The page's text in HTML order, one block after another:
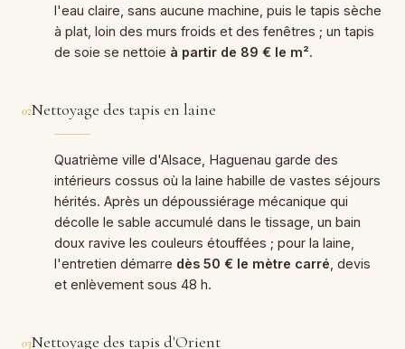
l'eau claire, sans aucune machine, puis le tapis sèche
à plat, loin des murs froids et des fenêtres ; un tapis
de soie se nettoie à partir de 89 € le m².
02Nettoyage des tapis en laine
Quatrième ville d'Alsace, Haguenau garde des
intérieurs cossus où la laine habille de vastes séjours
hérités. Après un dépoussiérage mécanique qui
décolle le sable accumulé dans le tissage, un bain
doux ravive les couleurs étouffées ; pour la laine,
l'entretien démarre dès 50 € le mètre carré , devis
et enlèvement sous 48 h.
03Nettoyage des tapis d'Orient